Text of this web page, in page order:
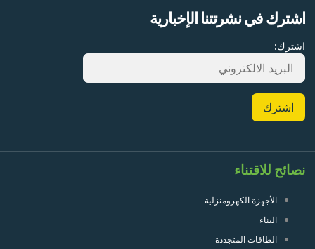
اشترك في نشرتتنا الإخبارية
اشترك:
نصائح للاقتناء
الأجهزة الكهرومنزلية
البناء
الطاقات المتجددة